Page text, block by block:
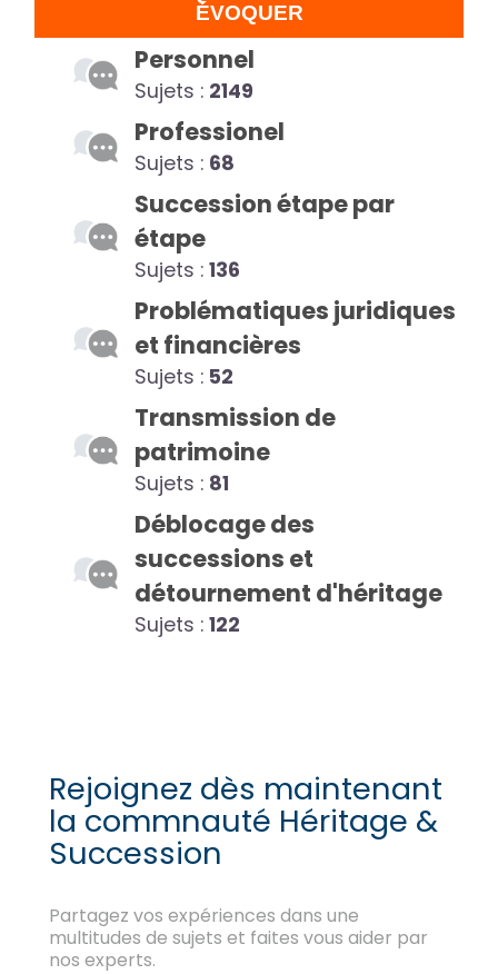
ÉVOQUER
Personnel
Sujets : 2149
Professionel
Sujets : 68
Succession étape par
étape
Sujets : 136
Problématiques juridiques
et financières
Sujets : 52
Transmission de
patrimoine
Sujets : 81
Déblocage des
successions et
détournement d'héritage
Sujets : 122
Rejoignez dès maintenant
la commnauté Héritage &
Succession
Partagez vos expériences dans une
multitudes de sujets et faites vous aider par
nos experts.